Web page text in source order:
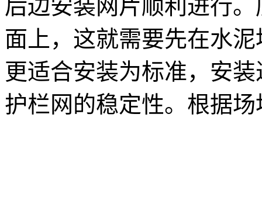
后边安装网片顺利进行
面上，这就需要先在水
更适合安装为标准，安
护栏网的稳定性。根据